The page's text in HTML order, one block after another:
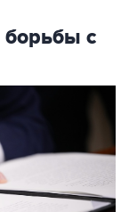
борьбы с